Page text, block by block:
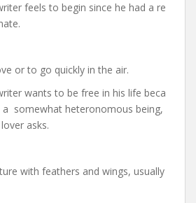
feels to begin since he had a re
or to go quickly in the air.
wants to be free in his life beca
a somewhat heteronomous being,
asks.
with feathers and wings, usually